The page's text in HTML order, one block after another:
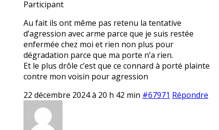
Participant
Au fait ils ont même pas retenu la tentative
d’agression avec arme parce que je suis restée
enfermée chez moi et rien non plus pour
dégradation parce que ma porte n’a rien.
Et le plus drôle c’est que ce connard à porté plainte
contre mon voisin pour agression
22 décembre 2024 à 20 h 42 min #67971 Répondre